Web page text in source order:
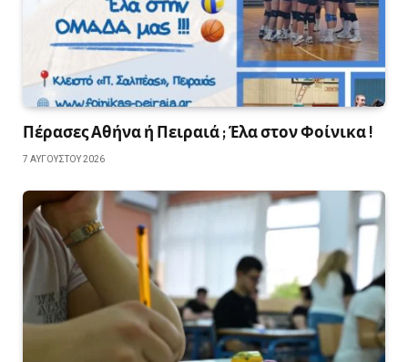
Πέρασες Αθήνα ή Πειραιά ; Έλα στον Φοίνικα !
7 ΑΥΓΟΎΣΤΟΥ 2026